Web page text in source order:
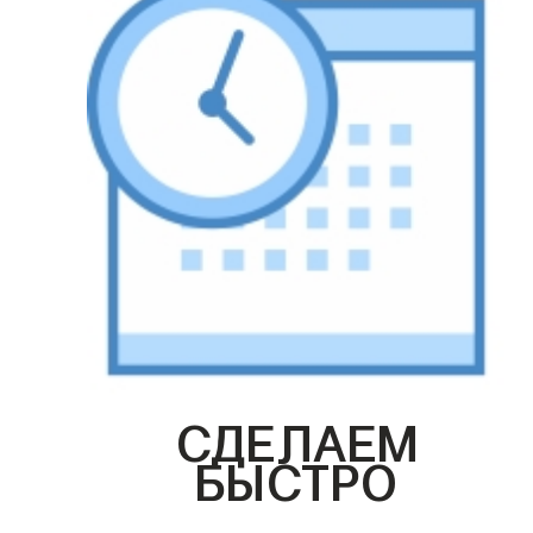
СДЕЛАЕМ
БЫСТРО